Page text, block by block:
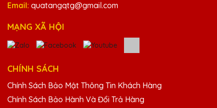
khi trao tặng những chiếc cúp này cho đối
Phạm Văn Phong
Cúp pha lê của Quà Tặng Pha Lê QTG rất
đẹp và tinh xảo. Dịch vụ khách hàng chu
đáo, giao hàng nhanh chóng. Rất đáng tin
Email: quatangqtg@gmail.com
MẠNG XÃ HỘI
CHÍNH SÁCH
Chính Sách Bảo Mật Thông Tin Khách Hàng
Chính Sách Bảo Hành Và Đổi Trả Hàng